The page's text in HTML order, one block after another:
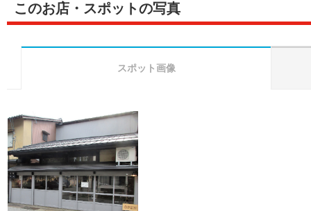
このお店・スポットの写真
スポット画像